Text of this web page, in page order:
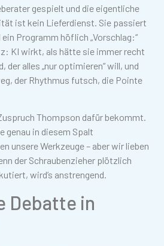
gespielt und die eigentliche
ist kein Lieferdienst. Sie passiert
Programm höflich „Vorschlag:“
KI wirkt, als hätte sie immer recht
der alles „nur optimieren“ will, und
der Rhythmus futsch, die Pointe
Thompson dafür bekommt.
genau in diesem Spalt
unsere Werkzeuge – aber wir lieben
der Schraubenzieher plötzlich
wird’s anstrengend.
Debatte in